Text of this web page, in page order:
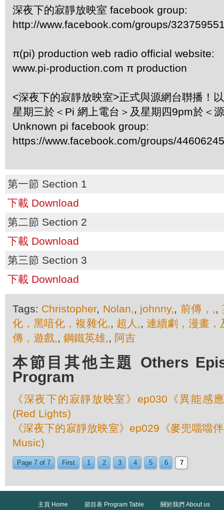
深夜下的寂靜放映室 facebook group:
http://www.facebook.com/groups/
π(pi) production web radio official website:
www.pi-production.com π production
<深夜下的寂靜放映室>正式與源網台聨播！
星期三於＜Pi 網上電台＞及星期四9pm於＜
Unknown pi facebook group:
https://www.facebook.com/groups/
第一節 Section 1
下載 Download
第二節 Section 2
下載 Download
第三節 Section 3
下載 Download
Tags: Christopher, Nolan,, johnny,, 前傳，,,
化，黑喑化，複雜化,, 超人,, 連續劇，漫畫，
傳，遊戲,, 鋼鐵英雄,, 阿吉
本節目其他主題 Others
Program
《深夜下的寂靜放映室》ep030《異能感
(Red Lights)
《深夜下的寂靜放映室》ep029《麥兜噹噹
Music)
Page 7 of 7 First 1 2 3 4 5 6 7
主頁 Home 節目表 Program Table 關於我們 About us